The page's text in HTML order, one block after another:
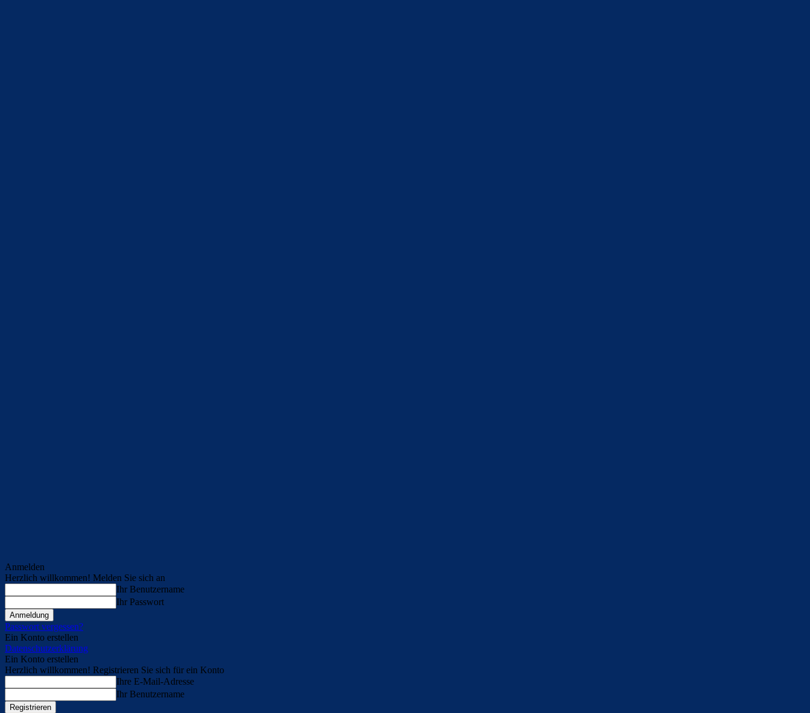
Anmelden
Herzlich willkommen! Melden Sie sich an
Ihr Benutzername
Ihr Passwort
Passwort vergessen?
Ein Konto erstellen
Datenschutzerklärung
Ein Konto erstellen
Herzlich willkommen! Registrieren Sie sich für ein Konto
Ihre E-Mail-Adresse
Ihr Benutzername